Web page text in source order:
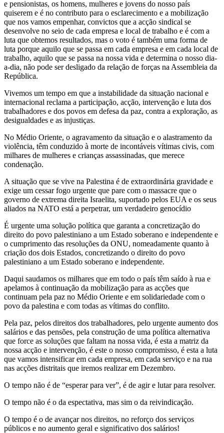
e pensionistas, os homens, mulheres e jovens do nosso país
quiserem e é no contributo para o esclarecimento e a mobilização
que nos vamos empenhar, convictos que a acção sindical se
desenvolve no seio de cada empresa e local de trabalho e é com a
luta que obtemos resultados, mas o voto é também uma forma de
luta porque aquilo que se passa em cada empresa e em cada local de
trabalho, aquilo que se passa na nossa vida e determina o nosso dia-
a-dia, não pode ser desligado da relação de forças na Assembleia da
República.
Vivemos um tempo em que a instabilidade da situação nacional e
internacional reclama a participação, acção, intervenção e luta dos
trabalhadores e dos povos em defesa da paz, contra a exploração, as
desigualdades e as injustiças.
No Médio Oriente, o agravamento da situação e o alastramento da
violência, têm conduzido à morte de incontáveis vítimas civis, com
milhares de mulheres e crianças assassinadas, que merece
condenação.
A situação que se vive na Palestina é de extraordinária gravidade e
exige um cessar fogo urgente que pare com o massacre que o
governo de extrema direita Israelita, suportado pelos EUA e os seus
aliados na NATO está a perpetrar, um verdadeiro genocídio
É urgente uma solução política que garanta a concretização do
direito do povo palestiniano a um Estado soberano e independente e
o cumprimento das resoluções da ONU, nomeadamente quanto à
criação dos dois Estados, concretizando o direito do povo
palestiniano a um Estado soberano e independente.
Daqui saudamos os milhares que em todo o país têm saído à rua e
apelamos à continuação da mobilização para as acções que
continuam pela paz no Médio Oriente e em solidariedade com o
povo da palestina e com todas as vítimas do conflito.
Pela paz, pelos direitos dos trabalhadores, pelo urgente aumento dos
salários e das pensões, pela construção de uma política alternativa
que force as soluções que faltam na nossa vida, é esta a matriz da
nossa acção e intervenção, é este o nosso compromisso, é esta a luta
que vamos intensificar em cada empresa, em cada serviço e na rua
nas acções distritais que iremos realizar em Dezembro.
O tempo não é de “esperar para ver”, é de agir e lutar para resolver.
O tempo não é o da espectativa, mas sim o da reivindicação.
O tempo é o de avançar nos direitos, no reforço dos serviços
públicos e no aumento geral e significativo dos salários!